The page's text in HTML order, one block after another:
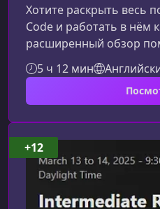
Хотите раскрыть весь
Code и работать в нём
расширенный обзор
чему вы научитесь на
станет мощным
разработческой
пользователем VS
разработчиков,
владеть одним из
редакторов кода. Вы
ключевых
5 ч 12 мин
+12